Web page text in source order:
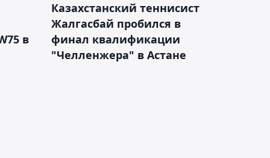
в
Казахстанский теннисист
Жалгасбай пробился в
финал квалификации
"Челленжера" в Астане